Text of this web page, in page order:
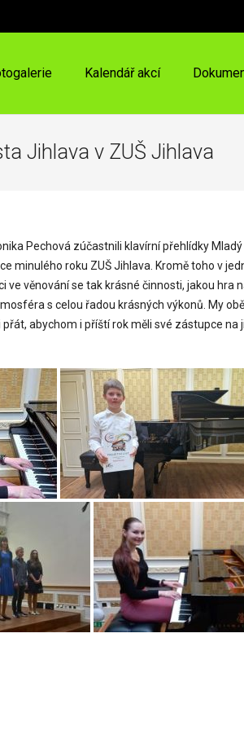
Kalendář akcí
Jihlava v ZUŠ Jihlava
Pechová zúčastnili klavírní přehlídky
minulého roku ZUŠ Jihlava. Kromě toho v
věnování se tak krásné činnosti, jakou hra
s celou řadou krásných výkonů. My
abychom i příští rok měli své zástupce na